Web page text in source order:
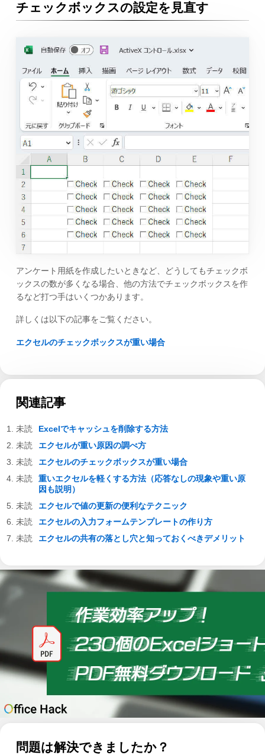
チェックボックスの設定を見直す
アンケート用紙を作成したいときなど、どうしてもチェックボ
ックスの数が多くなる場合、他の方法でチェックボックスを作
るなど打つ手はいくつかあります。
詳しくは以下の記事をご覧ください。
エクセルのチェックボックスが重い場合
関連記事
Excelでキャッシュを削除する方法
エクセルが重い原因の調べ方
エクセルのチェックボックスが重い場合
重いエクセルを軽くする方法（応答なしの現象や重い原
因も説明）
エクセルで値の更新の便利なテクニック
エクセルの入力フォームテンプレートの作り方
エクセルの共有の落とし穴と知っておくべきデメリット
問題は解決できましたか？